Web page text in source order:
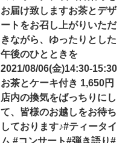
お届け致します️お茶とデザ
ートをお召し上がりいただ
きながら、ゆったりとした
午後のひとときを️
2021/08/06(金)14:30-15:30
お茶とケーキ付き 1,650円
店内の換気をばっちりにし
て、皆様のお越しをお待ち
しております♪#ティータイ